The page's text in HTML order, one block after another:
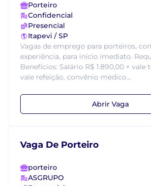
Porteiro
Confidencial
Presencial
Itapevi / SP
Vagas de emprego para porteiros,
experiência, para início imediato.
Benefícios: Salário R$ 1.890,00 + vale
vale refeição, convênio médico...
Abrir Vaga
Vaga De Porteiro
porteiro
ASGRUPO